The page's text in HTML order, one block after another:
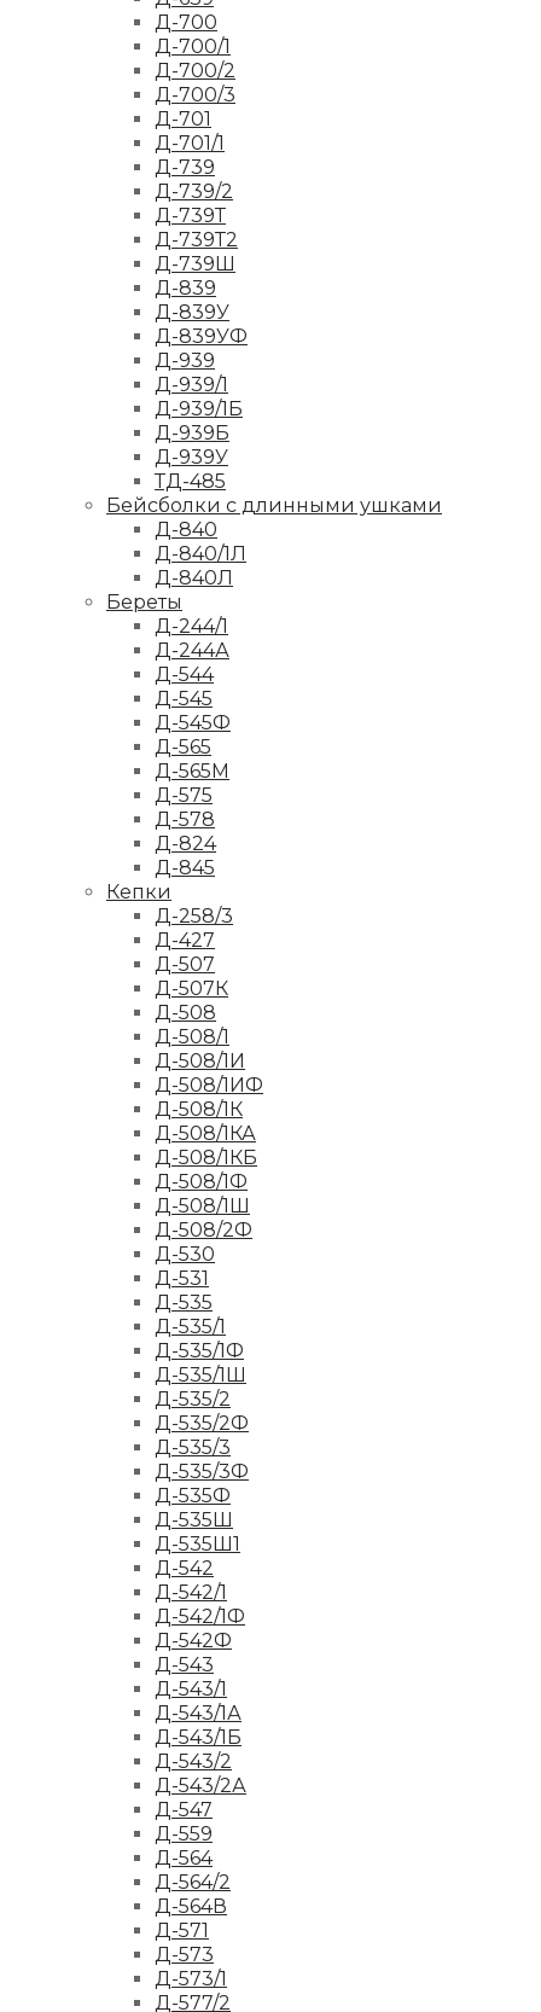
Д-700
Д-700/1
Д-700/2
Д-700/3
Д-701
Д-701/1
Д-739
Д-739/2
Д-739Т
Д-739Т2
Д-739Ш
Д-839
Д-839У
Д-839УФ
Д-939
Д-939/1
Д-939/1Б
Д-939Б
Д-939У
ТД-485
Бейсболки с длинными ушками
Д-840
Д-840/1Л
Д-840Л
Береты
Д-244/1
Д-244А
Д-544
Д-545
Д-545Ф
Д-565
Д-565М
Д-575
Д-578
Д-824
Д-845
Кепки
Д-258/3
Д-427
Д-507
Д-507К
Д-508
Д-508/1
Д-508/1И
Д-508/1ИФ
Д-508/1К
Д-508/1КА
Д-508/1КБ
Д-508/1Ф
Д-508/1Ш
Д-508/2Ф
Д-530
Д-531
Д-535
Д-535/1
Д-535/1Ф
Д-535/1Ш
Д-535/2
Д-535/2Ф
Д-535/3
Д-535/3Ф
Д-535Ф
Д-535Ш
Д-535Ш1
Д-542
Д-542/1
Д-542/1Ф
Д-542Ф
Д-543
Д-543/1
Д-543/1А
Д-543/1Б
Д-543/2
Д-543/2А
Д-547
Д-559
Д-564
Д-564/2
Д-564В
Д-571
Д-573
Д-573/1
Д-577/2